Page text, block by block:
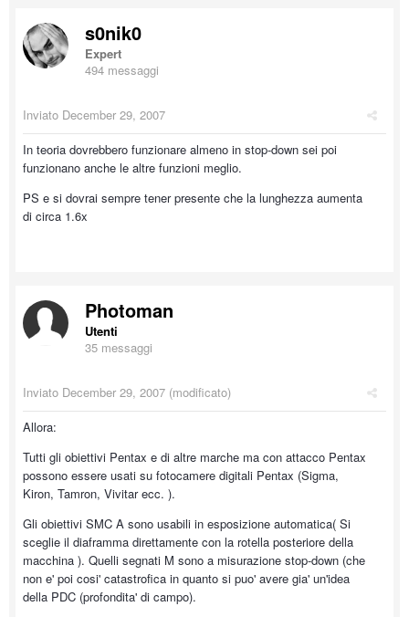
s0nik0
Expert
494 messaggi
Inviato December 29, 2007
In teoria dovrebbero funzionare almeno in stop-down sei poi
funzionano anche le altre funzioni meglio.
PS e si dovrai sempre tener presente che la lunghezza aumenta
di circa 1.6x
Photoman
Utenti
35 messaggi
Inviato December 29, 2007 (modificato)
Allora:
Tutti gli obiettivi Pentax e di altre marche ma con attacco Pentax
possono essere usati su fotocamere digitali Pentax (Sigma,
Kiron, Tamron, Vivitar ecc. ).
Gli obiettivi SMC A sono usabili in esposizione automatica( Si
sceglie il diaframma direttamente con la rotella posteriore della
macchina ). Quelli segnati M sono a misurazione stop-down (che
non e' poi cosi' catastrofica in quanto si puo' avere gia' un'idea
della PDC (profondita' di campo).